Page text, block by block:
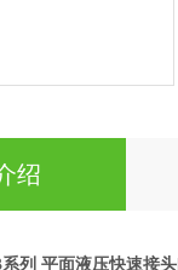
绍
列 平面液压快速接